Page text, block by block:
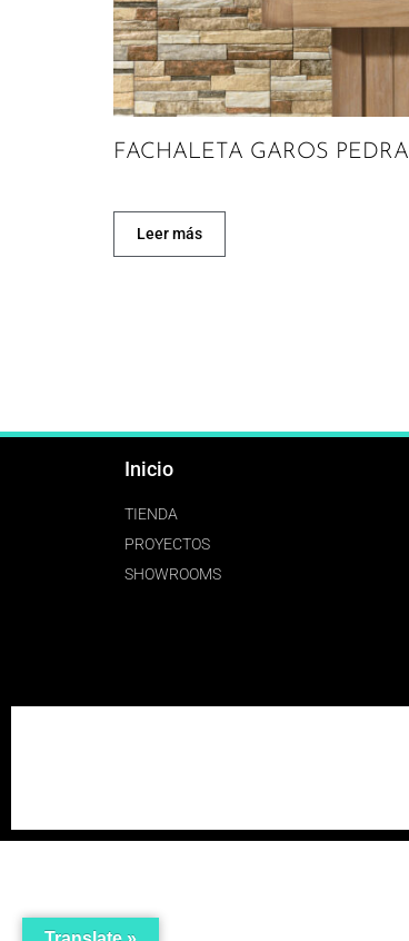
FACHALETA GAROS PEDRA
Leer más
Inicio
TIENDA
PROYECTOS
SHOWROOMS